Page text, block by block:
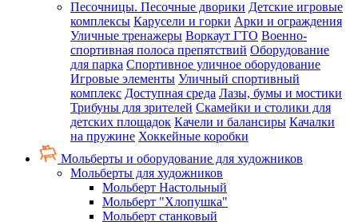
Песочницы. Песочные дворики Детские игровые
комплексы Карусели и горки Арки и ограждения
Уличные тренажеры Воркаут ГТО Военно-
спортивная полоса препятствий Оборудование
для парка Спортивное уличное оборудование
Игровые элементы Уличный спортивный
комплекс Доступная среда Лазы, бумы и мостики
Трибуны для зрителей Скамейки и столики для
детских площадок Качели и балансиры Качалки
на пружине Хоккейные коробки
Мольберты и оборудование для художников
Мольберты для художников
Мольберт Настольный
Мольберт "Хлопушка"
Мольберт станковый